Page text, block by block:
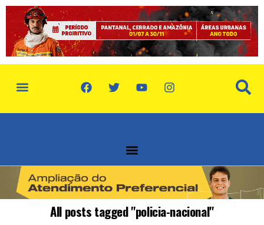
All posts tagged "policia-nacional"